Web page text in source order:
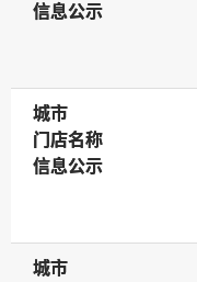
信息公示
信息公示
城市
城市
门店名称
门店名称
信息公示
信息公示
城市
城市